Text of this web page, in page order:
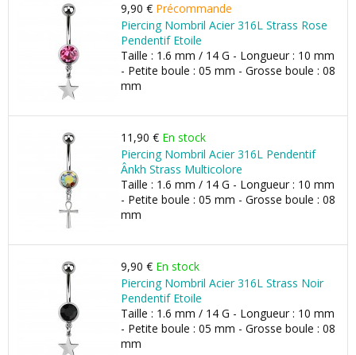
9,90 € Précommande
Piercing Nombril Acier 316L Strass Rose
Pendentif Etoile
Taille : 1.6 mm / 14 G - Longueur : 10 mm
- Petite boule : 05 mm - Grosse boule : 08
mm
11,90 € En stock
Piercing Nombril Acier 316L Pendentif
Ânkh Strass Multicolore
Taille : 1.6 mm / 14 G - Longueur : 10 mm
- Petite boule : 05 mm - Grosse boule : 08
mm
9,90 € En stock
Piercing Nombril Acier 316L Strass Noir
Pendentif Etoile
Taille : 1.6 mm / 14 G - Longueur : 10 mm
- Petite boule : 05 mm - Grosse boule : 08
mm